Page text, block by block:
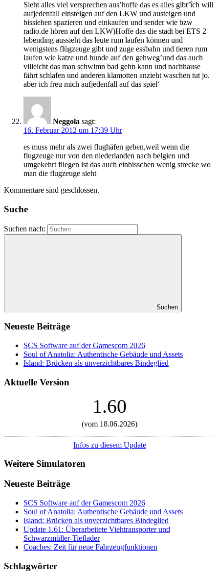
Sieht alles viel versprechen aus’hoffe das es alles gibt’îch will
aufjedenfall einsteigen auf den LKW und austeigen und
bissiehen spazieren und einkaufen und sender wie bzw
radio.de hören auf den LKW)Hoffe das die stadt bei ETS 2
lebending aussieht das leute rum laufen können und
wenigstens flügzeuge gibt und zuge essbahn und tieren rum
laufen wie katze und hunde auf den gehweg’und das auch
villeicht das man schwimn bad gehn kann und nachhause
fährt schlafen und anderen klamotten anzieht waschen tut jo.
aber ich freu mich aufjedenfall auf das spiel‘
Neggola sagt:
16. Februar 2012 um 17:39 Uhr
es muss mehr als zwei flughäfen geben,weil wenn die
flugzeuge nur von den niederlanden nach belgien und
umgekehrt fliegen ist das auch einbisschen wenig strecke wo
man die flugzeuge sieht
Kommentare sind geschlossen.
Suche
Suchen nach:
Suchen
Neueste Beiträge
SCS Software auf der Gamescom 2026
Soul of Anatolia: Authentische Gebäude und Assets
Island: Brücken als unverzichtbares Bindeglied
Aktuelle Version
1.60
(vom 18.06.2026)
Infos zu diesem Update
Weitere Simulatoren
Neueste Beiträge
SCS Software auf der Gamescom 2026
Soul of Anatolia: Authentische Gebäude und Assets
Island: Brücken als unverzichtbares Bindeglied
Update 1.61: Überarbeitete Viehtransporter und
Schwarzmüller-Tieflader
Coaches: Zeit für neue Fahrzeugfunktionen
Schlagwörter